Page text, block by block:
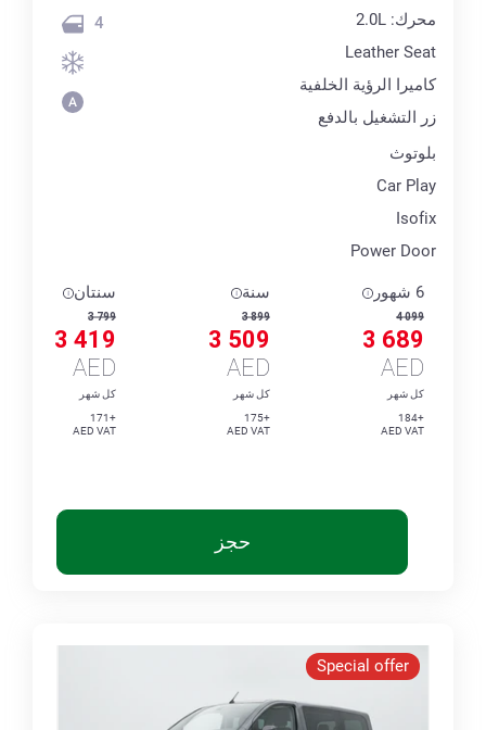
محرك: 2.0L
Leather Seat
كاميرا الرؤية الخلفية
زر التشغيل بالدفع
بلوتوث
Car Play
Isofix
Power Door
4
6 شهور
4 099
3 689
AED
كل شهر
+184
AED VAT
سنة
3 899
3 509
AED
كل شهر
+175
AED VAT
سنتان
3 799
3 419
AED
كل شهر
+171
AED VAT
حجز
Special offer